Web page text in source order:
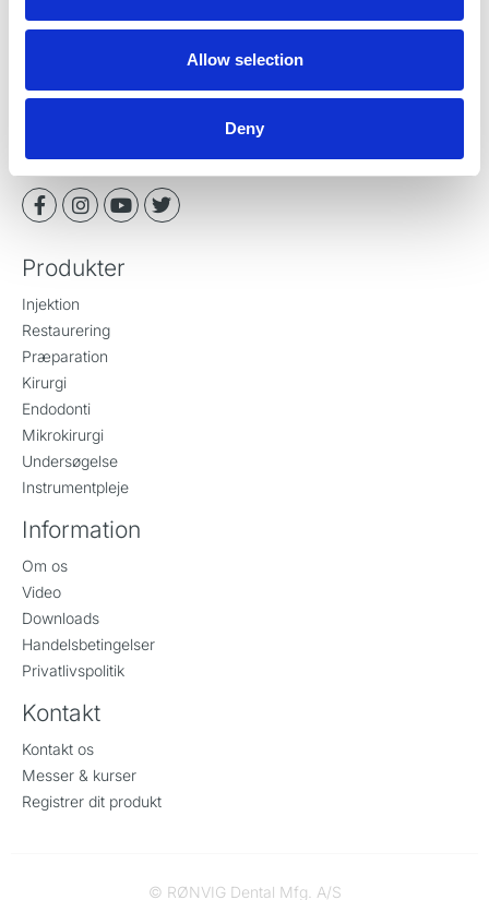
Allow selection
Deny
Danmark
Produkter
Injektion
Restaurering
Præparation
Kirurgi
Endodonti
Mikrokirurgi
Undersøgelse
Instrumentpleje
Information
Om os
Video
Downloads
Handelsbetingelser
Privatlivspolitik
Kontakt
Kontakt os
Messer & kurser
Registrer dit produkt
© RØNVIG Dental Mfg. A/S